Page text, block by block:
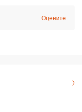
Оцените